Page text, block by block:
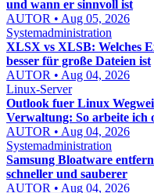
und wann er sinnvoll ist
AUTOR • Aug 05, 2026
Systemadministration
XLSX vs XLSB: Welches
besser für große Dateien ist
AUTOR • Aug 04, 2026
Linux-Server
Outlook fuer Linux
Verwaltung: So arbeite ich
AUTOR • Aug 04, 2026
Systemadministration
Samsung Bloatware
schneller und sauberer
AUTOR • Aug 04, 2026